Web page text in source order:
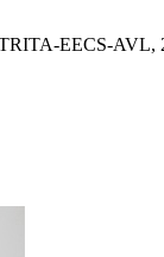
EECS-AVL,